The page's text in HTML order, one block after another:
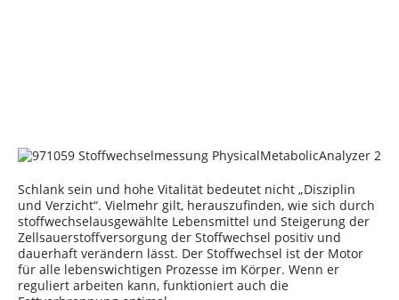
Schlank sein und hohe Vitalität bedeutet nicht „Disziplin
und Verzicht“. Vielmehr gilt, herauszufinden, wie sich durch
stoffwechselausgewählte Lebensmittel und Steigerung der
Zellsauerstoffversorgung der Stoffwechsel positiv und
dauerhaft verändern lässt. Der Stoffwechsel ist der Motor
für alle lebenswichtigen Prozesse im Körper. Wenn er
reguliert arbeiten kann, funktioniert auch die